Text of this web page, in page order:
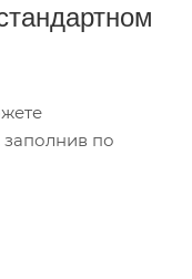
заполнив по